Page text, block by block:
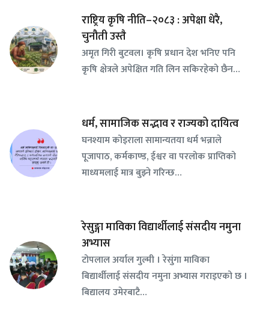
राष्ट्रिय कृषि नीति–२०८३ : अपेक्षा धेरै,
चुनौती उस्तै
अमृत गिरी बुटवल। कृषि प्रधान देश भनिए पनि
कृषि क्षेत्रले अपेक्षित गति लिन सकिरहेको छैन…
धर्म, सामाजिक सद्भाव र राज्यको दायित्व
घनश्याम कोइराला सामान्यतया धर्म भन्नाले
पूजापाठ, कर्मकाण्ड, ईश्वर वा परलोक प्राप्तिको
माध्यमलाई मात्र बुझ्ने गरिन्छ…
रेसुङ्गा माविका विद्यार्थीलाई संसदीय नमुना
अभ्यास
टोपलाल अर्याल गुल्मी । रेसुंगा माविका
बिद्यार्थीलाई संसदीय नमुना अभ्यास गराइएको छ ।
बिद्यालय उमेरबाटै…